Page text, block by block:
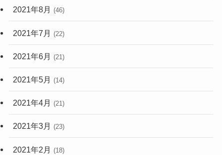
2021年8月 (46)
2021年7月 (22)
2021年6月 (21)
2021年5月 (14)
2021年4月 (21)
2021年3月 (23)
2021年2月 (18)